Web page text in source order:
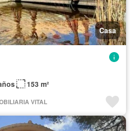
Casa
153 m²
VITAL